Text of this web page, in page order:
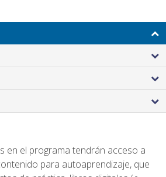
en el programa tendrán acceso a
para autoaprendizaje, que